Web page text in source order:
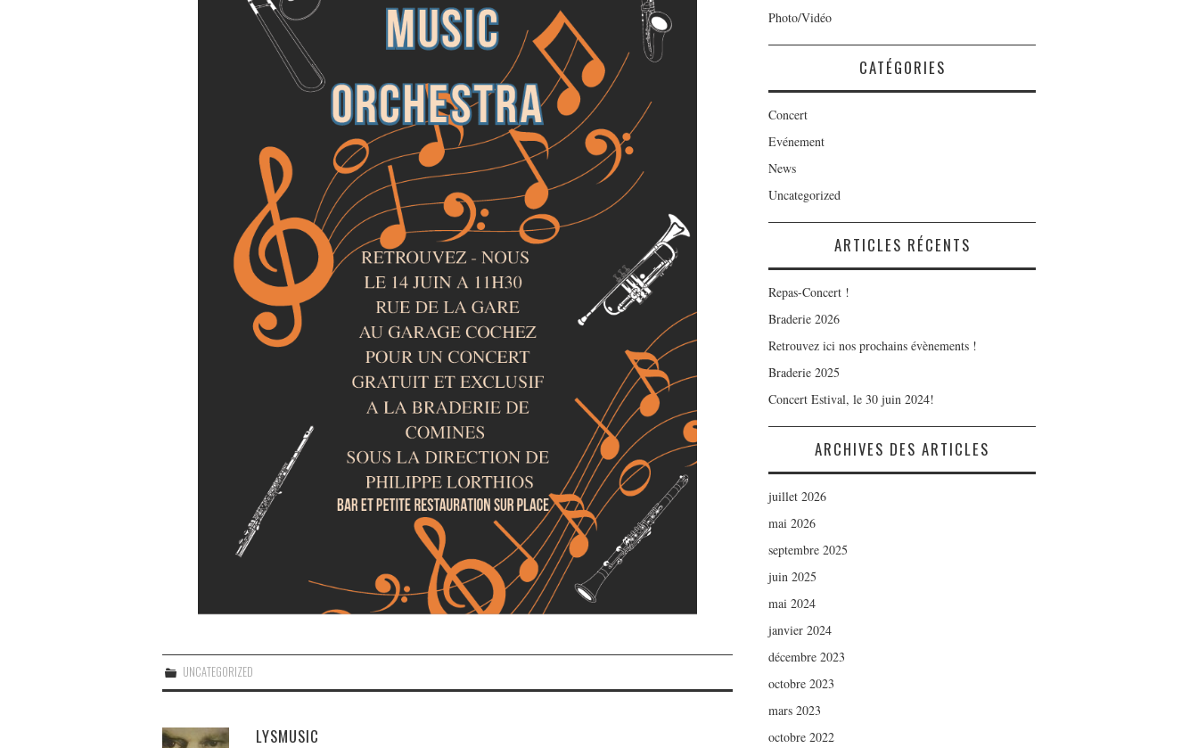
UNCATEGORIZED
LYSMUSIC
Photo/Vidéo
CATÉGORIES
Concert
Evénement
News
Uncategorized
ARTICLES RÉCENTS
Repas-Concert !
Braderie 2026
Retrouvez ici nos prochains évènements !
Braderie 2025
Concert Estival, le 30 juin 2024!
ARCHIVES DES ARTICLES
juillet 2026
mai 2026
septembre 2025
juin 2025
mai 2024
janvier 2024
décembre 2023
octobre 2023
mars 2023
octobre 2022